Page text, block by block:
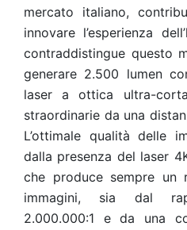
mercato italiano,
innovare l’esperienza
contraddistingue questo
generare 2.500 lumen
laser a ottica ultra-
straordinarie da una
L’ottimale qualità delle
dalla presenza del laser
che produce sempre un
immagini, sia dal
2.000.000:1 e da una